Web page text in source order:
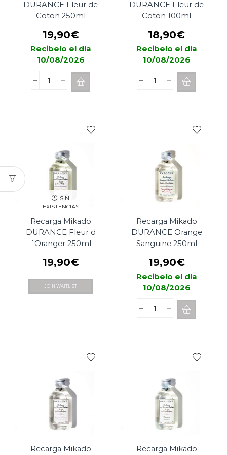
DURANCE Fleur de
Coton 250ml
19,90€
Recibelo el día
10/08/2026
Recarga
Mikado
cantidad
DURANCE Fleur de
Coton 100ml
18,90€
Recibelo el día
10/08/2026
Spray
Aromatica
cantidad
SIN
EXISTENCIAS
Recarga Mikado
DURANCE Fleur d
´Oranger 250ml
19,90€
JOIN WAITLIST
Recarga Mikado
DURANCE Orange
Sanguine 250ml
19,90€
Recibelo el día
10/08/2026
Recarga
Mikado
Recarga Mikado
Recarga Mikado